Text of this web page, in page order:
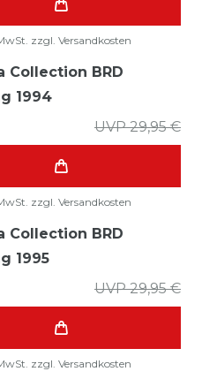
zzgl. Versandkosten
Collection BRD
1994
UVP 29,95 €
zzgl. Versandkosten
Collection BRD
1995
UVP 29,95 €
zzgl. Versandkosten